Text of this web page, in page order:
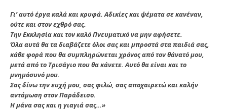
Γι’ αυτό έργα καλά και κρυφά. Αδικίες και ψέματα σε κανέναν,
ούτε και στον εχθρό σας.
Την Εκκλησία και τον καλό Πνευματικό να μην αφήσετε.
Όλα αυτά θα τα διαβάζετε όλοι σας και μπροστά στα παιδιά σας,
κάθε φορά που θα συμπληρώνεται χρόνος από τον θάνατό μου,
μετά από το Τρισάγιο που θα κάνετε. Αυτό θα είναι και το
μνημόσυνό μου.
Σας δίνω την ευχή μου, σας φιλώ, σας αποχαιρετώ και καλήν
αντάμωση στον Παράδεισο.
Η μάνα σας και η γιαγιά σας…»